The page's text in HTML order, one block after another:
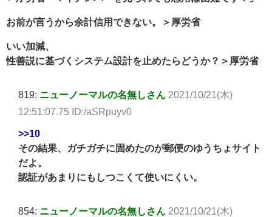
お前が言うから余計信用できない。＞厚労省
いい加減、
性善説に基づくシステム設計を止めたらどうか？＞厚労省
819: ニューノーマルの名無しさん 2021/10/21(木)
12:51:07.75 ID:/aSRpuyv0
>>10
その結果、ガチガチに固めたのが郵便のゆうちょサイト
だよ。
認証があまりにもしつこくて使いにくい。
854: ニューノーマルの名無しさん 2021/10/21(木)